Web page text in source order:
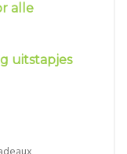
alle
uitstapjes